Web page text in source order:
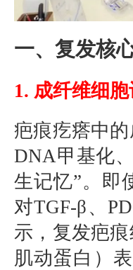
一、复发核
1. 成纤维细
疤痕疙瘩中
DNA甲基化
生记忆”。即
对TGF-β、
示，复发疤
肌动蛋白）